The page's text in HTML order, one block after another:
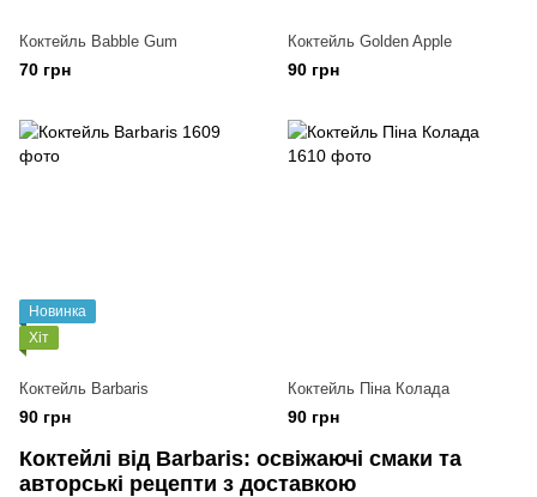
Коктейль Babble Gum
70 грн
Коктейль Golden Apple
90 грн
Новинка
Хіт
Коктейль Barbaris
90 грн
Коктейль Піна Колада
90 грн
Коктейлі від Barbaris: освіжаючі смаки та
авторські рецепти з доставкою